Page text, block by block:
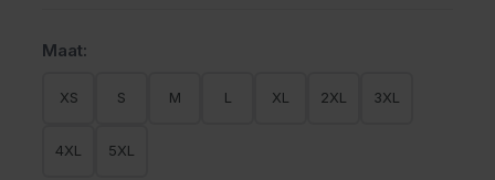
Maat:
XS S M L XL 2XL 3XL
4XL 5XL